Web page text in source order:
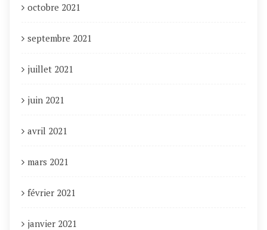
octobre 2021
septembre 2021
juillet 2021
juin 2021
avril 2021
mars 2021
février 2021
janvier 2021